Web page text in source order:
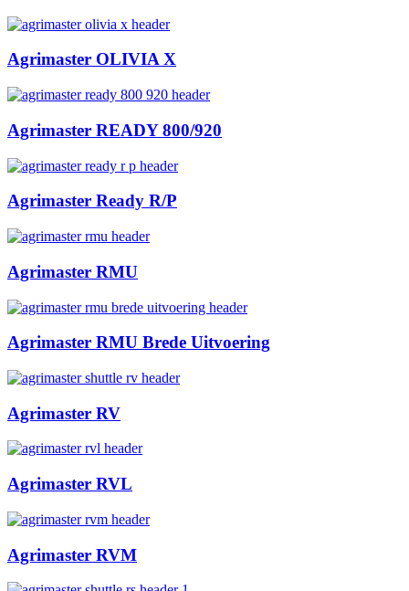
Agrimaster OLIVIA X
Agrimaster READY 800/920
Agrimaster Ready R/P
Agrimaster RMU
Agrimaster RMU Brede Uitvoering
Agrimaster RV
Agrimaster RVL
Agrimaster RVM